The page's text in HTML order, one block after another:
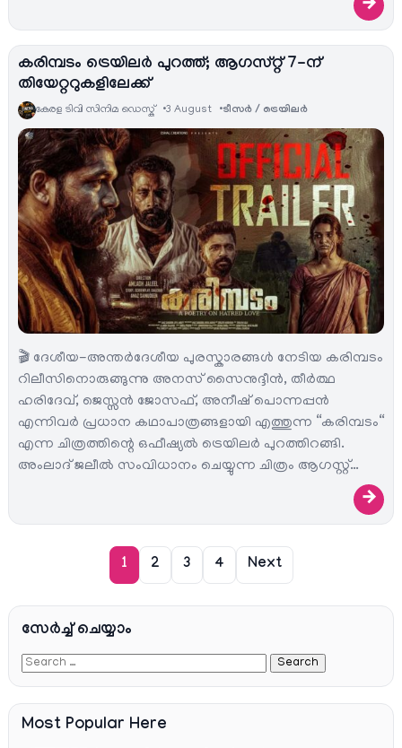
→
കരിമ്പടം ട്രെയിലർ പുറത്ത്; ആഗസ്റ്റ് 7-ന്
തിയേറ്ററുകളിലേക്ക്
കേരള ടിവി സിനിമ ഡെസ്ക് 3 August ടീസര്‍ / ട്രെയിലര്‍
🎬 ദേശീയ-അന്തർദേശീയ പുരസ്കാരങ്ങൾ നേടിയ കരിമ്പടം
റിലീസിനൊരുങ്ങുന്നു അനസ് സൈനുദ്ദീൻ, തീർത്ഥ
ഹരിദേവ്, ജെസ്സൻ ജോസഫ്, അനീഷ് പൊന്നപ്പൻ
എന്നിവർ പ്രധാന കഥാപാത്രങ്ങളായി എത്തുന്ന “കരിമ്പടം“
എന്ന ചിത്രത്തിന്റെ ഒഫീഷ്യൽ ട്രെയിലർ പുറത്തിറങ്ങി.
അംലാദ് ജലീൽ സംവിധാനം ചെയ്യുന്ന ചിത്രം ആഗസ്റ്റ്…
→
1 2 3 4 Next
സേര്‍ച്ച്‌ ചെയ്യാം
Most Popular Here